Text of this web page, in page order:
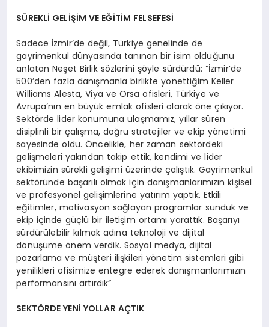
SÜREKLİ GELİŞİM VE EĞİTİM FELSEFESİ
Sadece İzmir’de değil, Türkiye genelinde de
gayrimenkul dünyasında tanınan bir isim olduğunu
anlatan Neşet Birlik sözlerini şöyle sürdürdü: “İzmir’de
500’den fazla danışmanla birlikte yönettiğim Keller
Williams Alesta, Viya ve Orsa ofisleri, Türkiye ve
Avrupa’nın en büyük emlak ofisleri olarak öne çıkıyor.
Sektörde lider konumuna ulaşmamız, yıllar süren
disiplinli bir çalışma, doğru stratejiler ve ekip yönetimi
sayesinde oldu. Öncelikle, her zaman sektördeki
gelişmeleri yakından takip ettik, kendimi ve lider
ekibimizin sürekli gelişimi üzerinde çalıştık. Gayrimenkul
sektöründe başarılı olmak için danışmanlarımızın kişisel
ve profesyonel gelişimlerine yatırım yaptık. Etkili
eğitimler, motivasyon sağlayan programlar sunduk ve
ekip içinde güçlü bir iletişim ortamı yarattık. Başarıyı
sürdürülebilir kılmak adına teknoloji ve dijital
dönüşüme önem verdik. Sosyal medya, dijital
pazarlama ve müşteri ilişkileri yönetim sistemleri gibi
yenilikleri ofisimize entegre ederek danışmanlarımızın
performansını artırdık”
SEKTÖRDE YENİ YOLLAR AÇTIK